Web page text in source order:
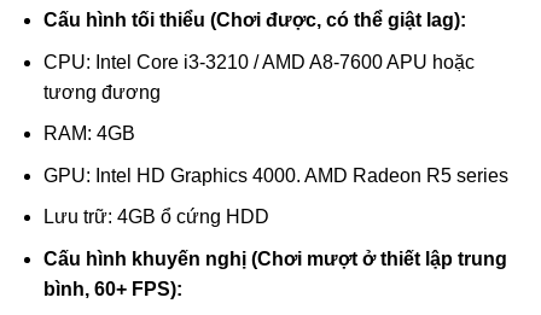
Cấu hình tối thiểu (Chơi được, có thể giật lag):
CPU: Intel Core i3-3210 / AMD A8-7600 APU hoặc
tương đương
RAM: 4GB
GPU: Intel HD Graphics 4000. AMD Radeon R5 series
Lưu trữ: 4GB ổ cứng HDD
Cấu hình khuyến nghị (Chơi mượt ở thiết lập trung
bình, 60+ FPS):